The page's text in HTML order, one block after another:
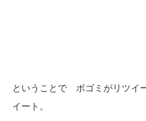
ということで ボゴミがリツイ
イート。